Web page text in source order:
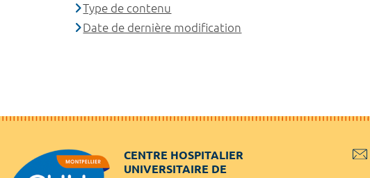
Type de contenu
Date de dernière modification
CENTRE HOSPITALIER
UNIVERSITAIRE DE